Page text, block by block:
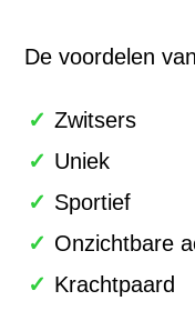
De voordelen
Zwitsers
Uniek
Sportief
Onzichtbare
Krachtpaard